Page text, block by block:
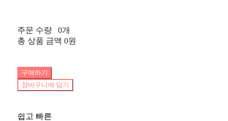
주문 수량
0개
총 상품 금액 0원
구매하기
장바구니에 담기
쉽고 빠른